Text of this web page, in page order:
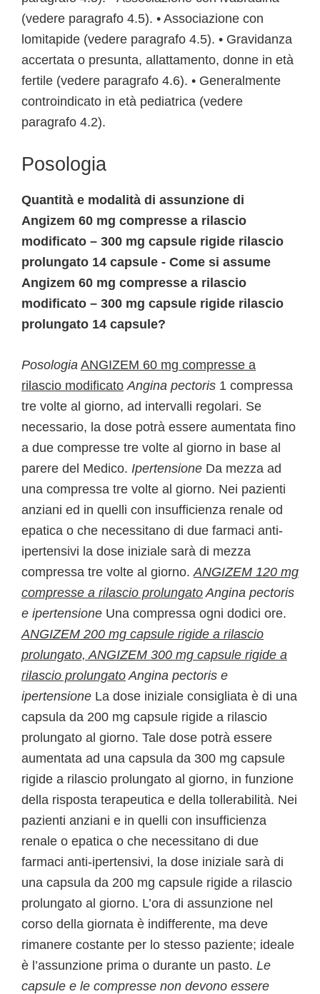
(vedere paragrafo 4.5). • Associazione con
lomitapide (vedere paragrafo 4.5). • Gravidanza
accertata o presunta, allattamento, donne in età
fertile (vedere paragrafo 4.6). • Generalmente
controindicato in età pediatrica (vedere
paragrafo 4.2).
Posologia
Quantità e modalità di assunzione di
Angizem 60 mg compresse a rilascio
modificato – 300 mg capsule rigide rilascio
prolungato 14 capsule - Come si assume
Angizem 60 mg compresse a rilascio
modificato – 300 mg capsule rigide rilascio
prolungato 14 capsule?
Posologia ANGIZEM 60 mg compresse a
rilascio modificato Angina pectoris 1 compressa
tre volte al giorno, ad intervalli regolari. Se
necessario, la dose potrà essere aumentata fino
a due compresse tre volte al giorno in base al
parere del Medico. Ipertensione Da mezza ad
una compressa tre volte al giorno. Nei pazienti
anziani ed in quelli con insufficienza renale od
epatica o che necessitano di due farmaci anti-
ipertensivi la dose iniziale sarà di mezza
compressa tre volte al giorno.ANGIZEM 120 mg
compresse a rilascio prolungato Angina pectoris
e ipertensione Una compressa ogni dodici ore.
ANGIZEM 200 mg capsule rigide a rilascio
prolungato, ANGIZEM 300 mg capsule rigide a
rilascio prolungato Angina pectoris e
ipertensione La dose iniziale consigliata è di una
capsula da 200 mg capsule rigide a rilascio
prolungato al giorno. Tale dose potrà essere
aumentata ad una capsula da 300 mg capsule
rigide a rilascio prolungato al giorno, in funzione
della risposta terapeutica e della tollerabilità. Nei
pazienti anziani e in quelli con insufficienza
renale o epatica o che necessitano di due
farmaci anti-ipertensivi, la dose iniziale sarà di
una capsula da 200 mg capsule rigide a rilascio
prolungato al giorno. L’ora di assunzione nel
corso della giornata è indifferente, ma deve
rimanere costante per lo stesso paziente; ideale
è l’assunzione prima o durante un pasto. Le
capsule e le compresse non devono essere